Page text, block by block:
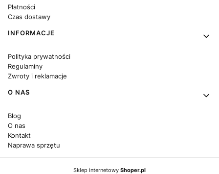
Płatności
Czas dostawy
INFORMACJE
Polityka prywatności
Regulaminy
Zwroty i reklamacje
O NAS
Blog
O nas
Kontakt
Naprawa sprzętu
Sklep internetowy Shoper.pl